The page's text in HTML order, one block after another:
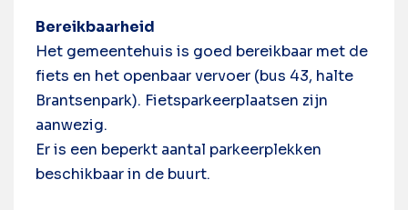
Bereikbaarheid
Het gemeentehuis is goed bereikbaar met de
fiets en het openbaar vervoer (bus 43, halte
Brantsenpark). Fietsparkeerplaatsen zijn
aanwezig.
Er is een beperkt aantal parkeerplekken
beschikbaar in de buurt.